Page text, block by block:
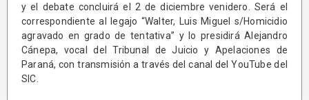
y el debate concluirá el 2 de diciembre venidero. Será el
correspondiente al legajo “Walter, Luis Miguel s/Homicidio
agravado en grado de tentativa” y lo presidirá Alejandro
Cánepa, vocal del Tribunal de Juicio y Apelaciones de
Paraná, con transmisión a través del canal del YouTube del
SIC.